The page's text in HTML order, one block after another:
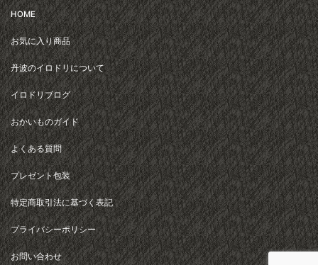
HOME
お気に入り商品
丹波のイロドリについて
イロドリブログ
おかいものガイド
よくある質問
プレゼント包装
特定商取引法に基づく表記
プライバシーポリシー
お問い合わせ